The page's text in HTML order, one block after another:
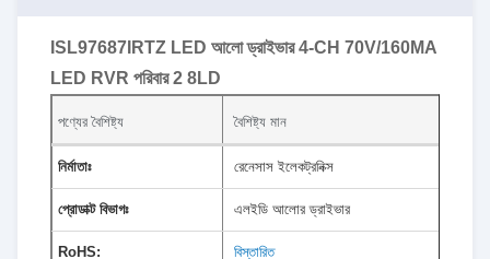
ISL97687IRTZ LED আলো ড্রাইভার 4-CH 70V/160MA
LED RVR পরিবার 2 8LD
পণ্যের বৈশিষ্ট্য বৈশিষ্ট্য মান
নির্মাতাঃ রেনেসাস ইলেকট্রনিক্স
প্রোডাক্ট বিভাগঃ এলইডি আলোর ড্রাইভার
RoHS: বিস্তারিত